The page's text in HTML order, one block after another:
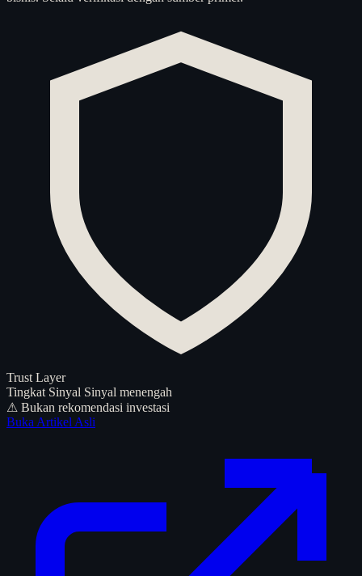
Trust Layer
Tingkat Sinyal Sinyal menengah
⚠ Bukan rekomendasi investasi
Buka Artikel Asli